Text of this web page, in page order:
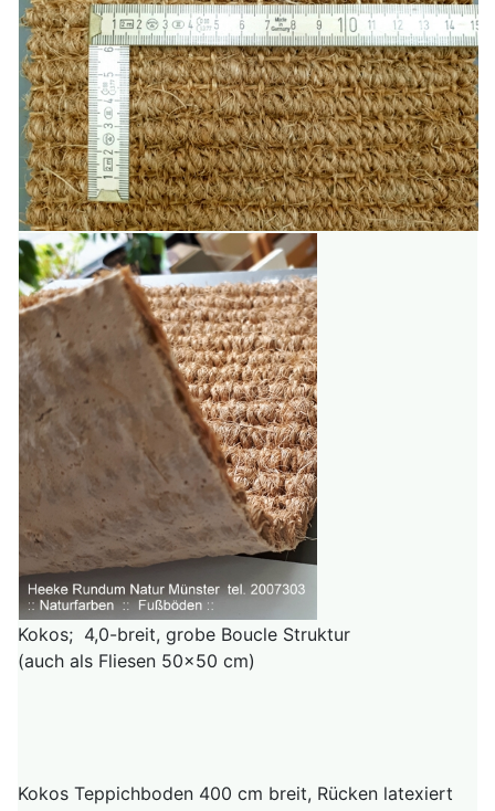
Kokos; 4,0-breit, grobe Boucle Struktur
(auch als Fliesen 50x50 cm)
Kokos Teppichboden 400 cm breit, Rücken latexiert